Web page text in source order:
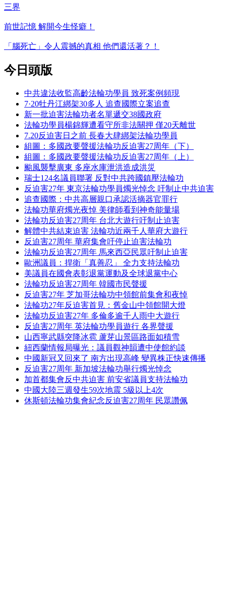
三界
前世記憶 解開今生怪癖！
「腦死亡」令人震撼的真相 他們還活著？！
今日頭版
中共違法收監高齡法輪功學員 致死案例頻現
7·20牡丹江綁架30多人 追查國際立案追查
新一批迫害法輪功者名單遞交38國政府
法輪功學員楊錦輝遭看守所非法關押 僅20天離世
7.20反迫害日之前 長春大肆綁架法輪功學員
組圖：多國政要聲援法輪功反迫害27周年（下）
組圖：多國政要聲援法輪功反迫害27周年（上）
颱風襲擊廣東 多座水庫泄洪造成洪災
瑞士124名議員聯署 反對中共跨國鎮壓法輪功
反迫害27年 東京法輪功學員燭光悼念 吁制止中共迫害
追查國際：中共高層親口承認活摘器官罪行
法輪功華府燭光夜悼 美律師看到神奇能量場
法輪功反迫害27周年 台北大遊行吁制止迫害
解體中共結束迫害 法輪功近兩千人華府大遊行
反迫害27周年 華府集會吁停止迫害法輪功
法輪功反迫害27周年 馬來西亞民眾吁制止迫害
歐洲議員：捍衛「真善忍」 全力支持法輪功
美議員在國會表彰退黨運動及全球退黨中心
法輪功反迫害27周年 韓國市民聲援
反迫害27年 芝加哥法輪功中領館前集會和夜悼
法輪功27年反迫害首見：舊金山中領館開大燈
法輪功反迫害27年 多倫多逾千人雨中大遊行
反迫害27周年 英法輪功學員遊行 各界聲援
山西寧武縣突降冰雹 蘆芽山景區路面如積雪
紐西蘭情報局曝光：議員觀神韻遭中使館約談
中國新冠又回來了 南方出現高峰 變異株正快速傳播
反迫害27周年 新加坡法輪功舉行燭光悼念
加首都集會反中共迫害 前安省議員支持法輪功
中國大陸三週發生59次地震 5級以上4次
休斯頓法輪功集會紀念反迫害27周年 民眾讚佩